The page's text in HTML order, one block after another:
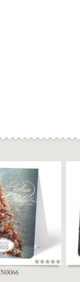
N0066